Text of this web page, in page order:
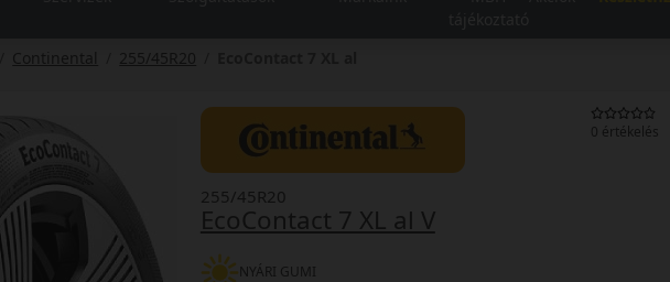
Continental 255/45R20
0 értékelés
EcoContact 7 XL al V
255/45R20
NYÁRI GUMI